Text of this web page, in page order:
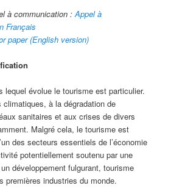
à communication :Appel à
Français
paper (English version)
lequel évolue le tourisme est particulier.
à la dégradation de
sanitaires et aux crises de divers
Malgré cela, le tourisme est
des secteurs essentiels de l’économie
potentiellement soutenu par une
développement fulgurant, tourisme
premières industries du monde.